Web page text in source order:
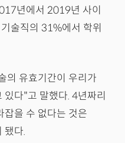
년에서 2019년 사이
술직의 31%에서 학위
의 유효기간이 우리가
다"고 말했다. 4년짜리
잡을 수 없다는 것은
됐다.